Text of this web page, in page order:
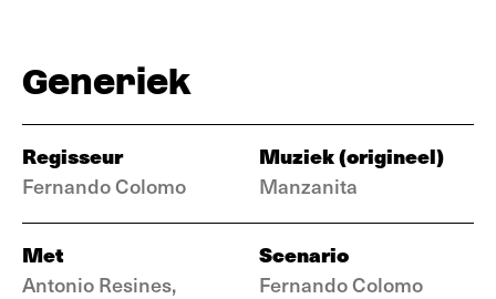
Generiek
Regisseur
Fernando Colomo
Muziek (origineel)
Manzanita
Met
Antonio Resines,
Scenario
Fernando Colomo